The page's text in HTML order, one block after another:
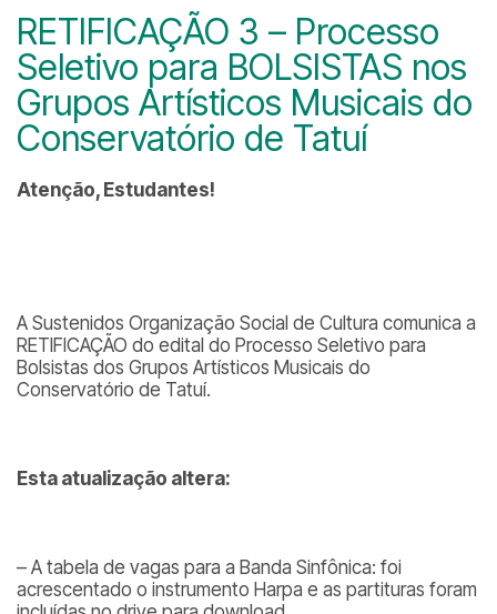
RETIFICAÇÃO 3 – Processo
Seletivo para BOLSISTAS nos
Grupos Artísticos Musicais do
Conservatório de Tatuí
Atenção, Estudantes!
A Sustenidos Organização Social de Cultura comunica a
RETIFICAÇÃO do edital do Processo Seletivo para
Bolsistas dos Grupos Artísticos Musicais do
Conservatório de Tatuí.
Esta atualização altera:
– A tabela de vagas para a Banda Sinfônica: foi
acrescentado o instrumento Harpa e as partituras foram